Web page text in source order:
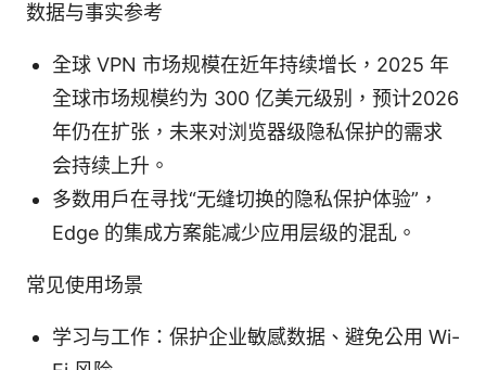
数据与事实参考
全球 VPN 市场规模在近年持续增长，2025 年
全球市场规模约为 300 亿美元级别，预计2026
年仍在扩张，未来对浏览器级隐私保护的需求
会持续上升。
多数用户在寻找“无缝切换的隐私保护体验”，
Edge 的集成方案能减少应用层级的混乱。
常见使用场景
学习与工作：保护企业敏感数据、避免公用 Wi-